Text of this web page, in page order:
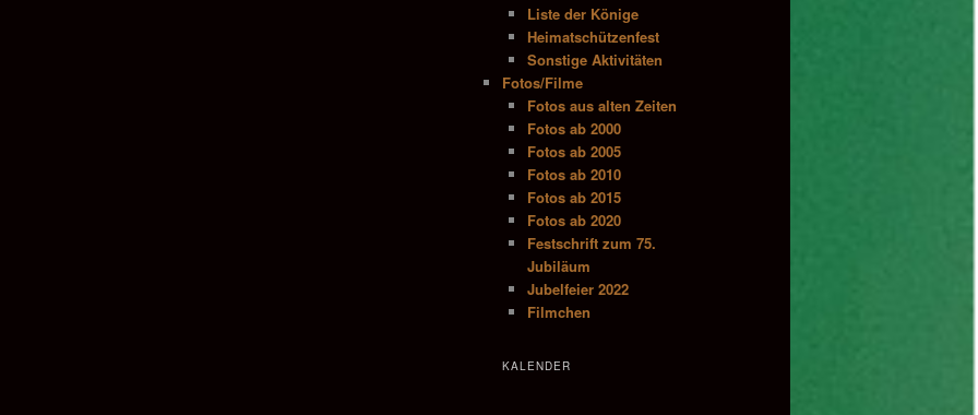
Liste der Könige
Heimatschützenfest
Sonstige Aktivitäten
Fotos/Filme
Fotos aus alten Zeiten
Fotos ab 2000
Fotos ab 2005
Fotos ab 2010
Fotos ab 2015
Fotos ab 2020
Festschrift zum 75.
Jubiläum
Jubelfeier 2022
Filmchen
KALENDER